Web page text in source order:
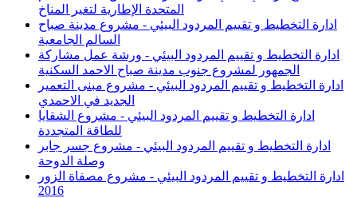
المتحدة الإطارية لتغير المناخ
ادارة التخطيط و تقييم المردود البيئي - مشروع مدينة صباح
السالم الجامعية
ادارة التخطيط و تقييم المردود البيئي - ورشة عمل مشاركة
الجمهور لمشروع جنوب مدينة صباح الاحمد السكنية
ادارة التخطيط و تقييم المردود البيئي - مشروع مبنى التعمير
الجديد في الاحمدي
ادارة التخطيط و تقييم المردود البيئي - مشروع الشقايا
للطاقة المتجددة
ادارة التخطيط و تقييم المردود البيئي - مشروع جسر جابر
وصلة الدوحة
ادارة التخطيط و تقييم المردود البيئي - مشروع مصفاة الزور
2016